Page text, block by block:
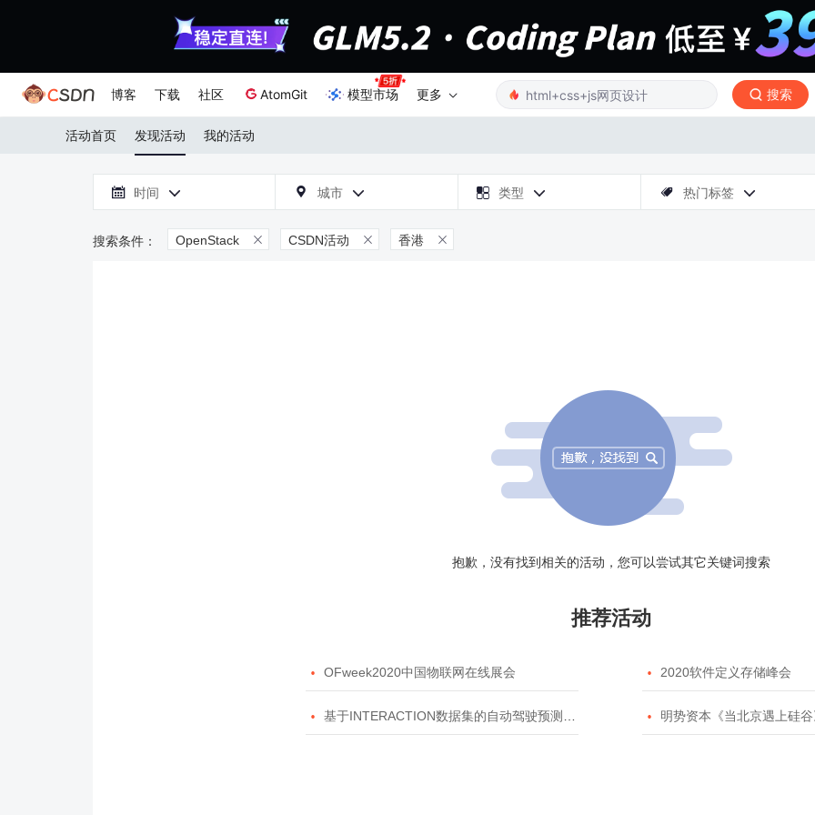
博客 下载 社区 AtomGit 模型市场 更多 搜索
活动首页 发现活动 我的活动
 时间   城市   类型   热门标签 
OpenStack  CSDN活动  香港 
抱歉，没有找到相关的活动，您可以尝试其它关键词搜索
推荐活动
 OFweek2020中国物联网在线展会  2020软件定义存储峰会
 基于INTERACTION数据集的自动驾驶预测模型挑战赛  明势资本《当北京遇上硅谷》系列